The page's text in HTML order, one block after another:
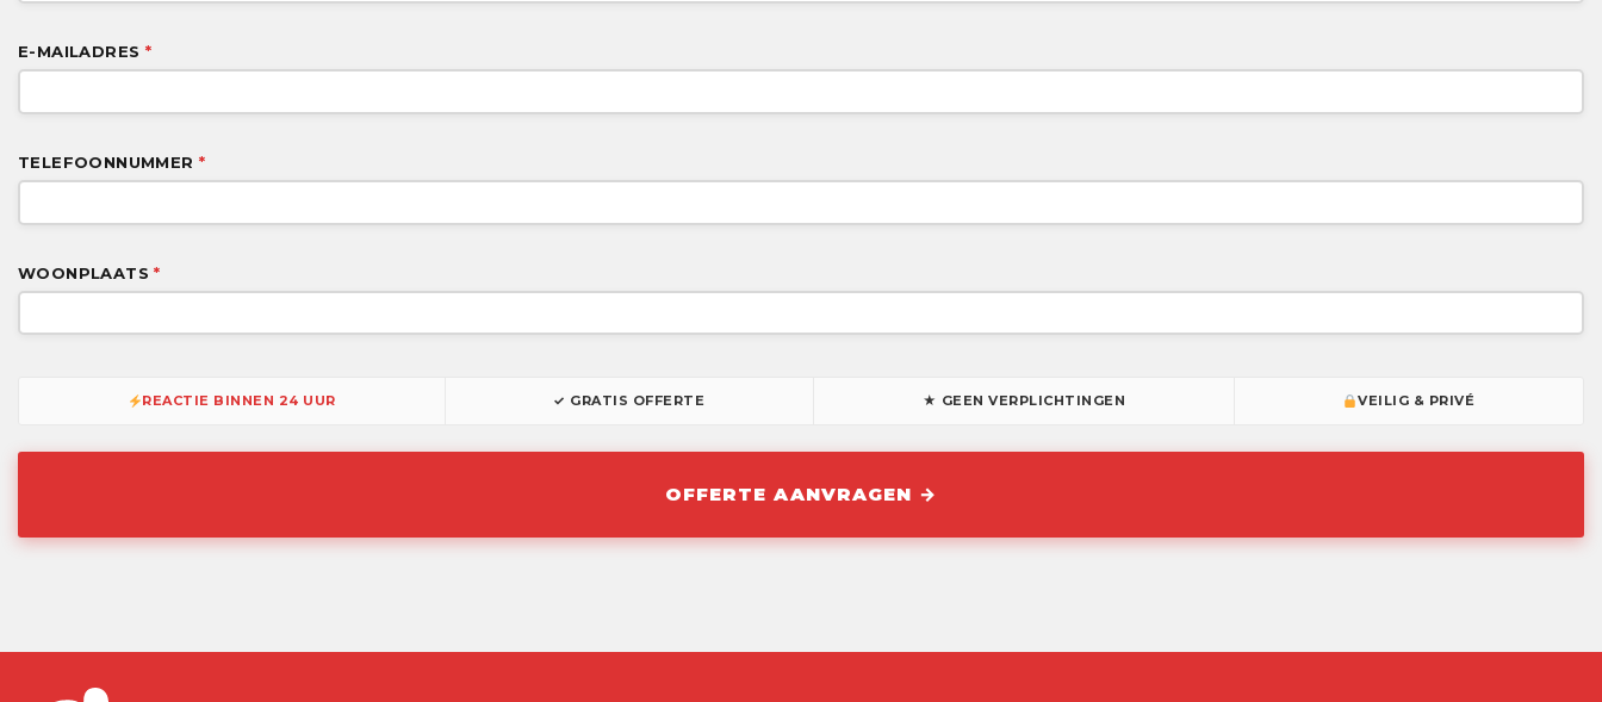
E-MAILADRES *
TELEFOONNUMMER *
WOONPLAATS*
REACTIE BINNEN 24 UUR ✓ GRATIS OFFERTE ★ GEEN VERPLICHTINGEN VEILIG & PRIVÉ